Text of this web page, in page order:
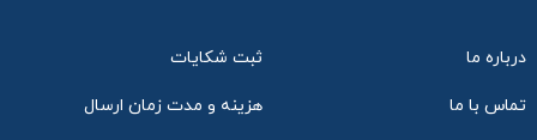
درباره ما ثبت شکایات
تماس با ما هزینه و مدت زمان ارسال